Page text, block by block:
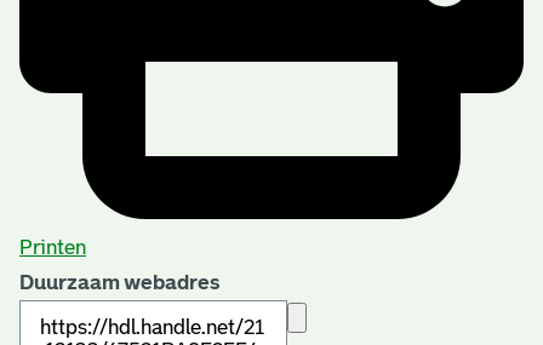
Printen
Duurzaam webadres